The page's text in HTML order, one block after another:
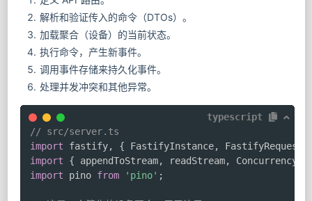
解析和验证传入的命令（DTOs）。
加载聚合（设备）的当前状态。
执行命令，产生新事件。
调用事件存储来持久化事件。
处理并发冲突和其他异常。
typescript
// src/server.ts
import fastify, { FastifyInstance, FastifyRequest
import
{ appendToStream, readStream,
import pino from 'pino' ;